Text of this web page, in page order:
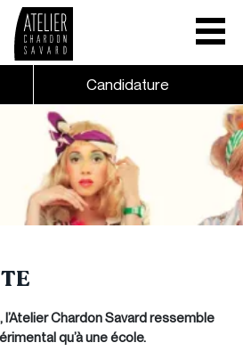
Candidature
Chardon Savard ressemble
qu’à une école.